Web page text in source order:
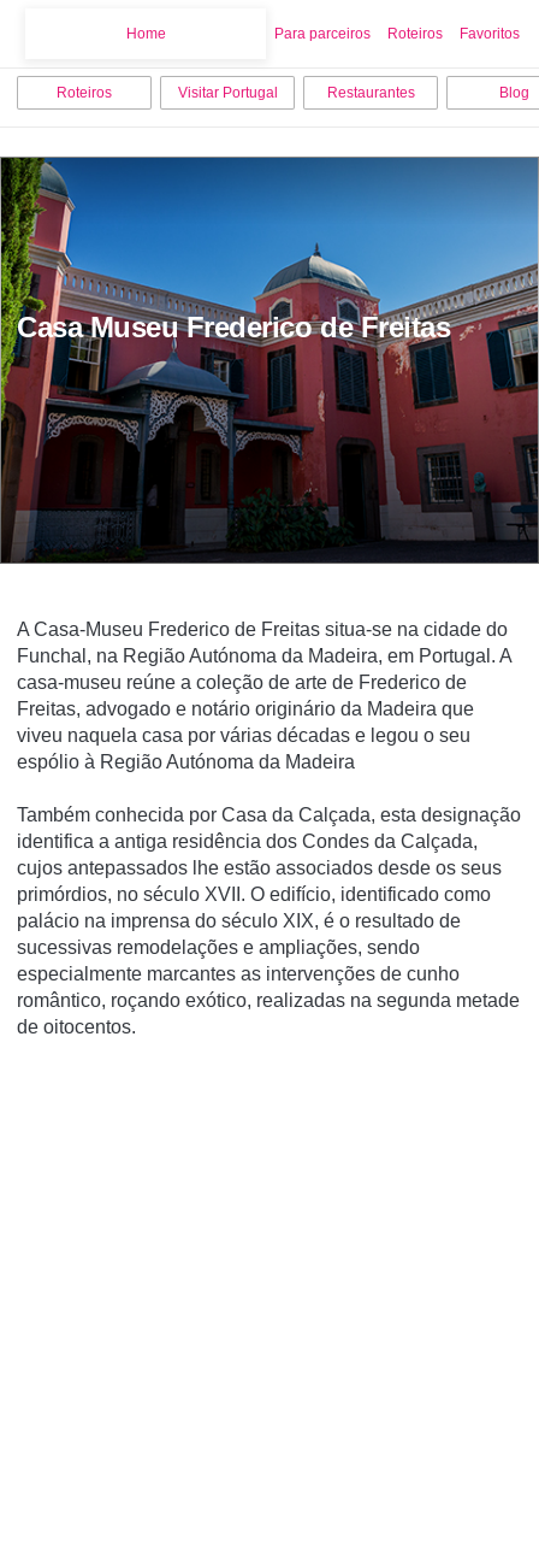
Home Para parceiros Roteiros Favoritos
Roteiros Visitar Portugal Restaurantes Blog
Casa Museu Frederico de Freitas
A Casa-Museu Frederico de Freitas situa-se na cidade do
Funchal, na Região Autónoma da Madeira, em Portugal. A
casa-museu reúne a coleção de arte de Frederico de
Freitas, advogado e notário originário da Madeira que
viveu naquela casa por várias décadas e legou o seu
espólio à Região Autónoma da Madeira
Também conhecida por Casa da Calçada, esta designação
identifica a antiga residência dos Condes da Calçada,
cujos antepassados lhe estão associados desde os seus
primórdios, no século XVII. O edifício, identificado como
palácio na imprensa do século XIX, é o resultado de
sucessivas remodelações e ampliações, sendo
especialmente marcantes as intervenções de cunho
romântico, roçando exótico, realizadas na segunda metade
de oitocentos.